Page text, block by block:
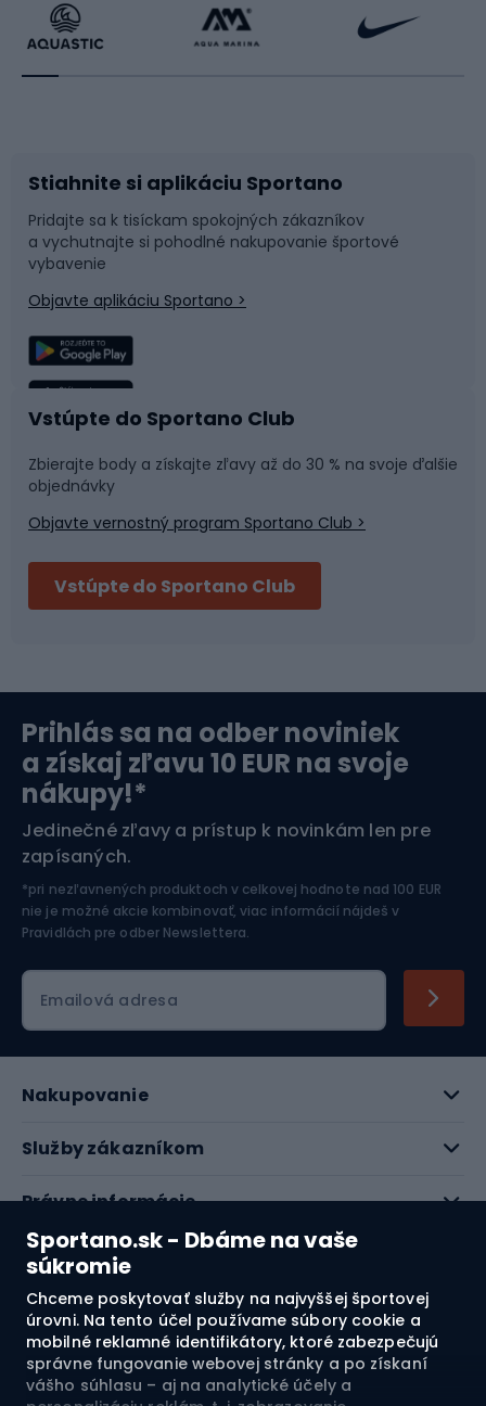
Sportano.sk - Dbáme na vaše
súkromie
Chceme poskytovať služby na najvyššej športovej
úrovni. Na tento účel používame súbory cookie a
mobilné reklamné identifikátory, ktoré zabezpečujú
správne fungovanie webovej stránky a po získaní
vášho súhlasu – aj na analytické účely a
Beh
Príslušenstvo k bicyklom
Časti bicyklov
Rybolov
Športová medicína
Bushcraft
Bikepacking
Orientačný beh
Raketové športy
Sane a kĺzačky
Snowboard
Plávanie
Tímové športy
Fitness a posilňovňa
Cyklistické prilby
Lyžovanie
Športová elektronika
Jazdectvo
Stiahnite si aplikáciu Sportano
Pridajte sa k tisíckam spokojných zákazníkov
a vychutnajte si pohodlné nakupovanie športové
vybavenie
Objavte aplikáciu Sportano >
Vstúpte do Sportano Club
Zbierajte body a získajte zľavy až do 30 % na svoje ďalšie
objednávky
Objavte vernostný program Sportano Club >
Vstúpte do Sportano Club
Prihlás sa na odber noviniek
a získaj zľavu 10 EUR na svoje
nákupy!*
Jedinečné zľavy a prístup k novinkám len pre
zapísaných.
*pri nezľavnených produktoch v celkovej hodnote nad 100 EUR
nie je možné akcie kombinovať, viac informácií nájdeš v
Pravidlách pre odber Newslettera.
Emailová adresa
Nakupovanie
Služby zákazníkom
Právne informácie
O nás
Pozrite si naše recenzie
4.7